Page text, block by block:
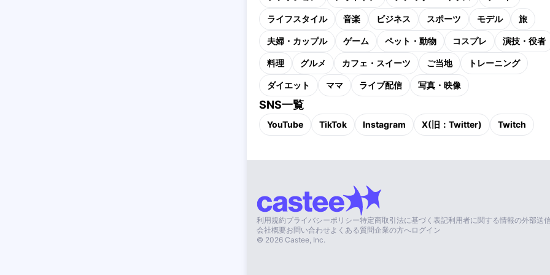
ライフスタイル 音楽 ビジネス スポーツ モデル 旅
夫婦・カップル ゲーム ペット・動物 コスプレ 演技・役者
料理 グルメ カフェ・スイーツ ご当地 トレーニング
ダイエット ママ ライブ配信 写真・映像
SNS一覧
YouTube TikTok Instagram X(旧：Twitter) Twitch
利用規約プライバシーポリシー特定商取引法に基づく表記利用者に関する情報の外部送
会社概要お問い合わせ よくある質問企業の方へログイン
© 2026 Castee, Inc.